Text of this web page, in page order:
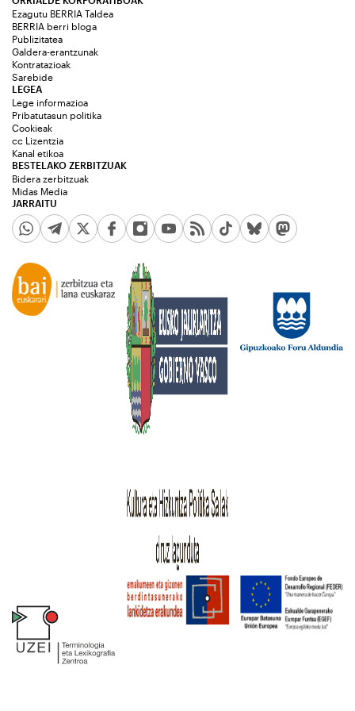
Ezagutu BERRIA Taldea
BERRIA berri bloga
Publizitatea
Galdera-erantzunak
Kontratazioak
Sarebide
JARRAITU
LEGEA
Lege informazioa
Pribatutasun politika
Cookieak
cc Lizentzia
Kanal etikoa
BESTELAKO ZERBITZUAK
Bidera zerbitzuak
Midas Media